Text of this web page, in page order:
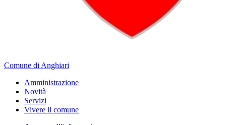
Comune di Anghiari
Amministrazione
Novità
Servizi
Vivere il comune